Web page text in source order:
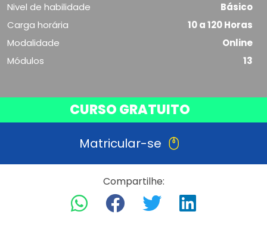
Nivel de habilidade
Básico
Carga horária
10 a 120 Horas
Modalidade
Online
Módulos
13
CURSO GRATUITO
Matricular-se
Compartilhe: